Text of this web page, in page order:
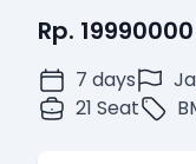
Rp. 19990000
7 days
21 Seat